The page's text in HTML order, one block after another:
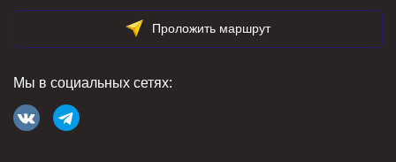
Проложить маршрут
Мы в социальных сетях: